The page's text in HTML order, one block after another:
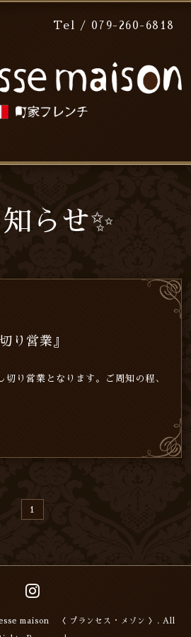
Tel / 079-260-6818
らせ✨
り営業』
り営業となります。ご周知の程、
1
maison 〈 プランセス・メゾン 〉 . All